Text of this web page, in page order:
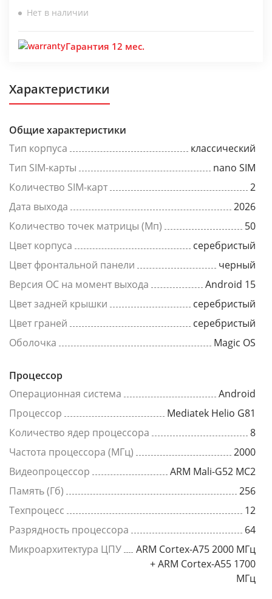
Нет в наличии
Гарантия 12 мес.
Характеристики
Общие характеристики
Тип корпуса
классический
Тип SIM-карты
nano SIM
Количество SIM-карт
2
Дата выхода
2026
Количество точек матрицы (Мп)
50
Цвет корпуса
серебристый
Цвет фронтальной панели
черный
Версия ОС на момент выхода
Android 15
Цвет задней крышки
серебристый
Цвет граней
серебристый
Оболочка
Magic OS
Процессор
Операционная система
Android
Процессор
Mediatek Helio G81
Количество ядер процессора
8
Частота процессора (МГц)
2000
Видеопроцессор
ARM Mali-G52 MC2
Память (Гб)
256
Техпроцесс
12
Разрядность процессора
64
Микроархитектура ЦПУ
ARM Cortex-A75 2000 МГц
+ ARM Cortex-A55 1700
МГц